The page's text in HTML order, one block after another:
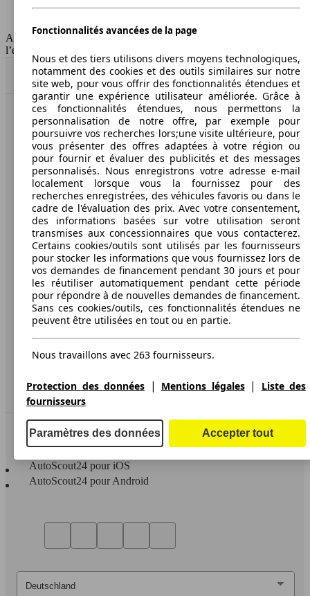
Classe d'émissions
Euro 6d
Capacité du réservoir
59 l
AutoScout24 Belgium SA décline toute responsabilité concernant
l’exactitude des informations fournies
Haut
AutoScout24: la plus grande plateforme en ligne de
voitures en Europe.
AutoScout24
A propos d'AutoScout24
Presse
Conditions d'utilisation
Informations légales
Protection des données
Media
Déclaration d'accessibilité
Espace Pro
Contact
AutoScout24 pour iOS
AutoScout24 pour Android
Fonctionnalités avancées de la page
Nous et des tiers utilisons divers moyens technologiques,
notamment des cookies et des outils similaires sur notre
site web, pour vous offrir des fonctionnalités étendues et
garantir une expérience utilisateur améliorée. Grâce à
ces fonctionnalités étendues, nous permettons la
personnalisation de notre offre, par exemple pour
poursuivre vos recherches lors;une visite ultérieure, pour
vous présenter des offres adaptées à votre région ou
pour fournir et évaluer des publicités et des messages
personnalisés. Nous enregistrons votre adresse e-mail
localement lorsque vous la fournissez pour des
recherches enregistrées, des véhicules favoris ou dans le
cadre de l'évaluation des prix. Avec votre consentement,
des informations basées sur votre utilisation seront
transmises aux concessionnaires que vous contacterez.
Certains cookies/outils sont utilisés par les fournisseurs
pour stocker les informations que vous fournissez lors de
vos demandes de financement pendant 30 jours et pour
les réutiliser automatiquement pendant cette période
pour répondre à de nouvelles demandes de financement.
Sans ces cookies/outils, ces fonctionnalités étendues ne
peuvent être utilisées en tout ou en partie.
Nous travaillons avec 263 fournisseurs.
Protection des données | Mentions légales|
Liste des
fournisseurs
Paramètres des données Accepter tout